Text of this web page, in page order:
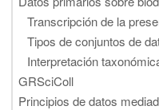
Transcripción de la
Tipos de conjuntos de
Interpretación
GRSciColl
Principios de datos